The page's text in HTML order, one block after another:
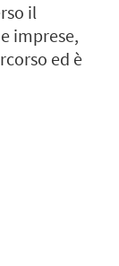
il
imprese,
ed è